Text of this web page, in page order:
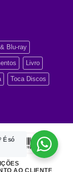
Blu-ray
Livro
Toca Discos
É só